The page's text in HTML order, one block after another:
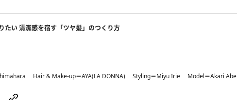
たい 清潔感を宿す「ツヤ髪」のつくり方
Hair & Make-up＝AYA(LA DONNA) Styling＝Miyu Irie Model＝Akari Abe